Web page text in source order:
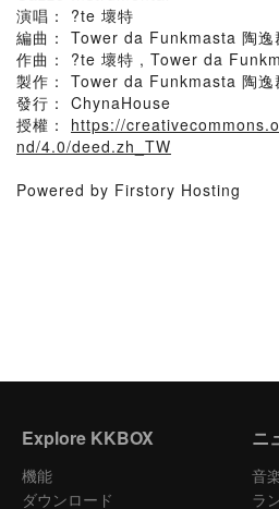
演唱： ?te 壞特
編曲： Tower da Funkmasta 陶逸
作曲： ?te 壞特 , Tower da
製作： Tower da Funkmasta 陶逸
發行： ChynaHouse
授權： https://
nd/4.0/deed.zh_TW
Powered by Firstory Hosting
Explore KKBOX
機能
ダウンロード
ニ
音
ラ